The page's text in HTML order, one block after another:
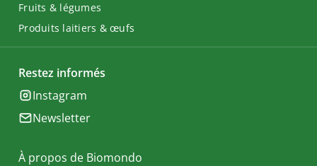
Fruits & légumes
Produits laitiers & œufs
Restez informés
Instagram
Newsletter
À propos de Biomondo